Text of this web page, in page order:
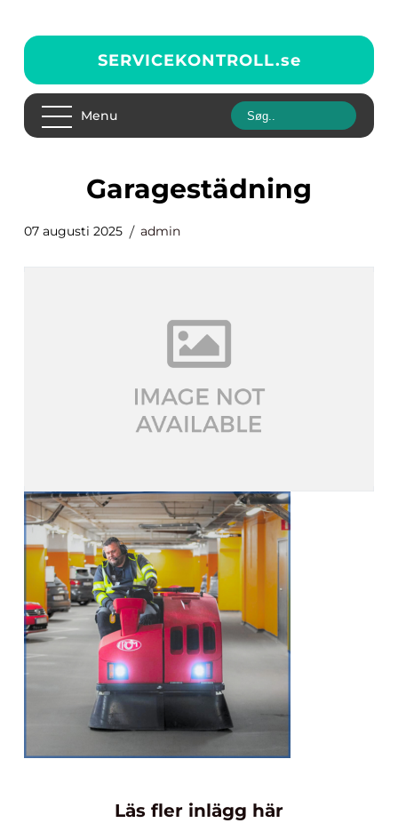
SERVICEKONTROLL.se
Menu
Garagestädning
07 augusti 2025 admin
Läs fler inlägg här